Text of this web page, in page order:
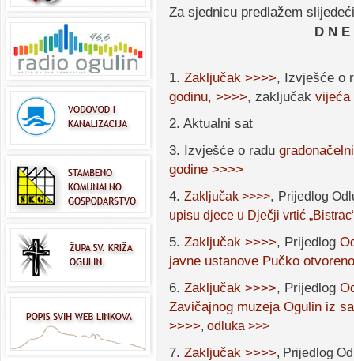
Za sjednicu predlažem
D N
1. Zaključak >>>>, Izvješće o
godinu, >>>>, zaključak vijeća
2. Aktualni sat
3. Izvješće o radu
godine >>>>
4. Zaključak >>>>, Prijedlog
upisu djece u Dječji vrtić
5. Zaključak >>>>, Prijedlog
javne ustanove Pučko
6. Zaključak >>>>, Prijedlog
Zavičajnog muzeja Ogulin iz
>>>>, odluka >>>
7. Zaključak >>>>, Prijedlog